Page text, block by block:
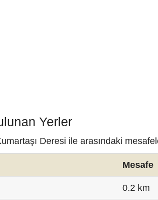
Yerler
Deresi ile arasındaki
Mesafe
0.2 km